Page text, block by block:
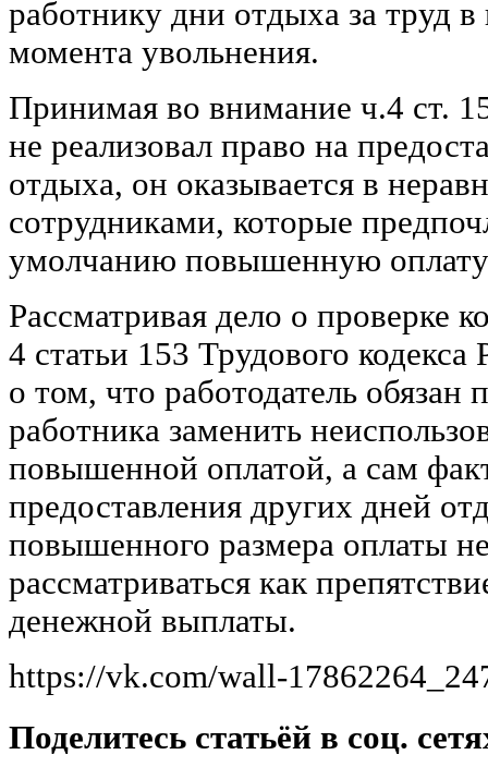
работнику дни отдыха за труд
момента увольнения.
Принимая во внимание ч.4 ст.
не реализовал право на
отдыха, он оказывается в
сотрудниками, которые
умолчанию повышенную
Рассматривая дело о проверке
4 статьи 153 Трудового
о том, что работодатель обязан
работника заменить
повышенной оплатой, а сам
предоставления других дней
повышенного размера оплаты
рассматриваться как
денежной выплаты.
https://vk.com/wall-
Поделитесь статьёй в соц.